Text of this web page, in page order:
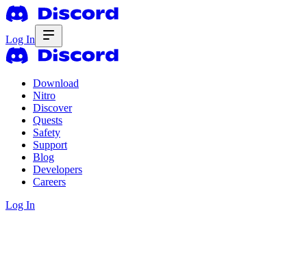
Log In
Download
Nitro
Discover
Quests
Safety
Support
Blog
Developers
Careers
Log In